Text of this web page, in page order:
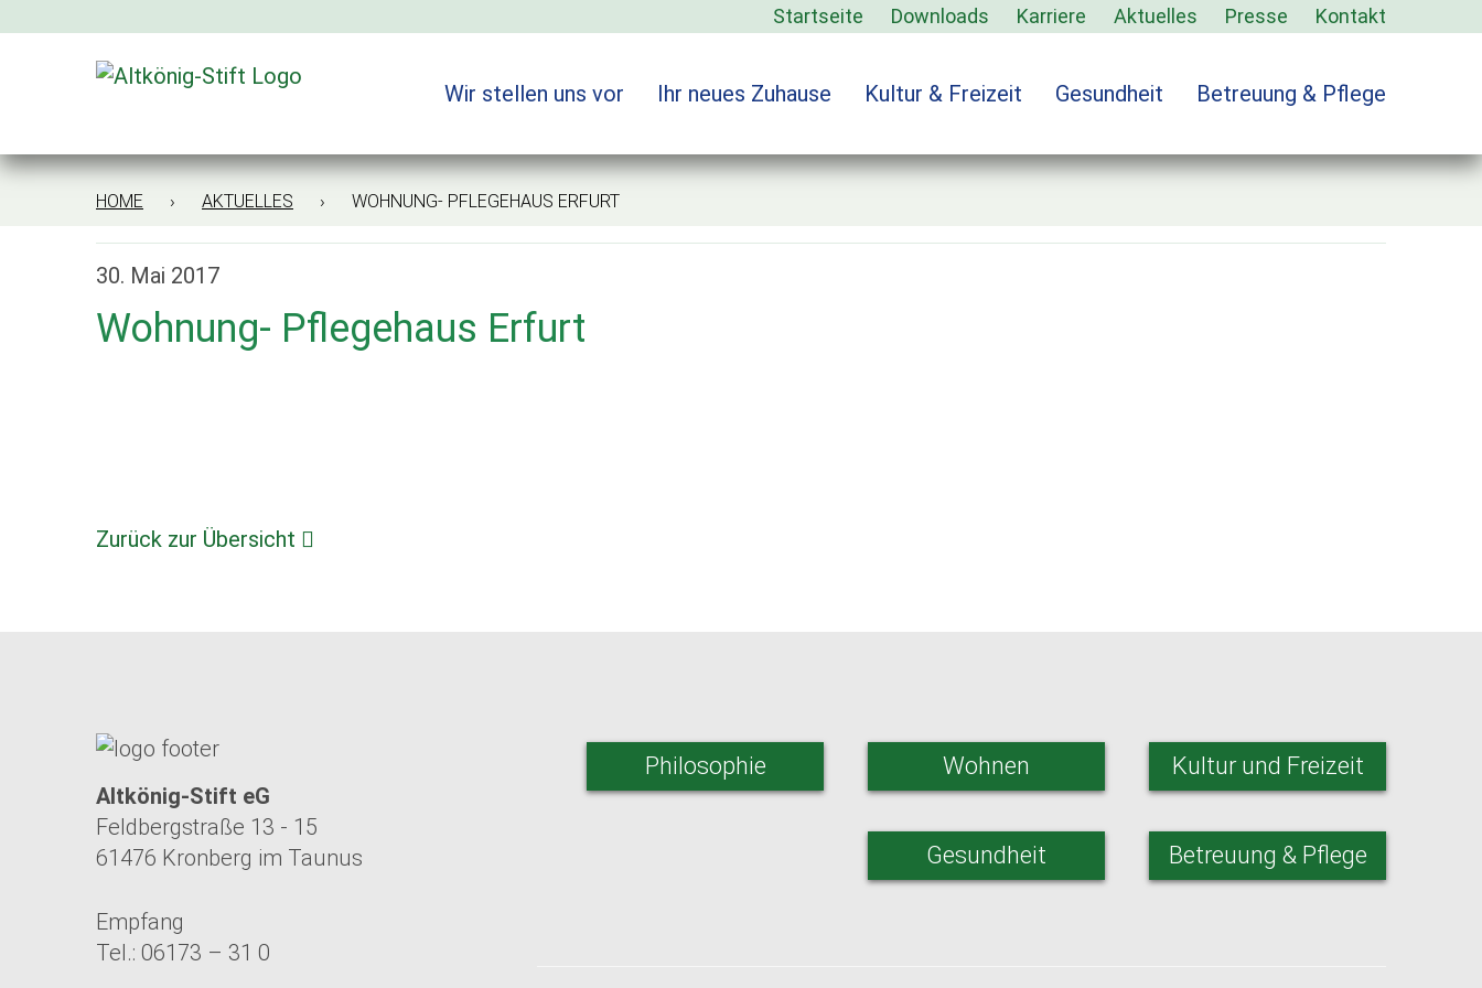
Startseite Downloads Karriere Aktuelles Presse Kontakt
Wir stellen uns vor Ihr neues Zuhause Kultur & Freizeit Gesundheit Betreuung & Pflege
HOME › AKTUELLES › WOHNUNG- PFLEGEHAUS ERFURT
30. Mai 2017
Wohnung- Pflegehaus Erfurt
Zurück zur Übersicht
Altkönig-Stift eG
Feldbergstraße 13 - 15
61476 Kronberg im Taunus
Empfang
Tel.: 06173 – 31 0
Philosophie Wohnen Kultur und Freizeit
Gesundheit Betreuung & Pflege